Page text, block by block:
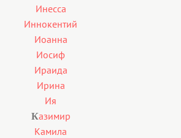
Инесса
Иннокентий
Иоанна
Иосиф
Ираида
Ирина
Ия
Казимир
Камила